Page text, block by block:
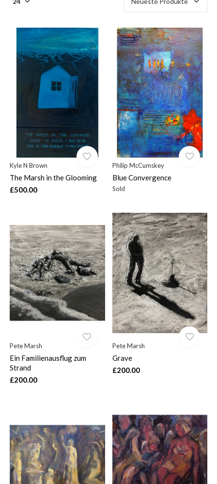
Kyle N Brown
The Marsh in the Glooming
£500.00
Philip McCumskey
Blue Convergence
Sold
Pete Marsh
Ein Familienausflug zum
Strand
£200.00
Pete Marsh
Grave
£200.00